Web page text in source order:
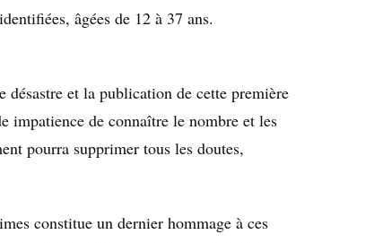
âgées de 12 à 37 ans.
désastre et la publication de cette première
impatience de connaître le nombre et les
pourra supprimer tous les doutes,
constitue un dernier hommage à ces